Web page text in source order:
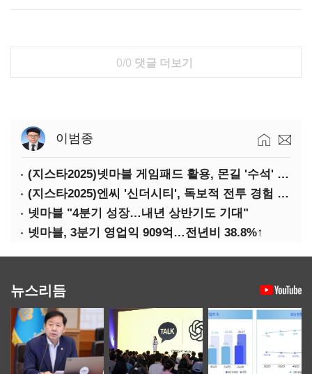
0/0 댓글 더보기
이범종
(지스타2025)넷마블 게임패드 활용, 몬길 '수석' 7대죄 '차석'
(지스타2025)엔씨 '신더시티', 독보적 전투 경험 필요
넷마블 "4분기 성장…내년 상반기도 기대"
넷마블, 3분기 영업익 909억…전년비 38.8%↑
뉴스리듬